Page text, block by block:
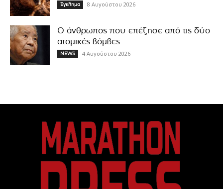
Έγκλημα 8 Αυγούστου 2026
Ο άνθρωπος που επέζησε από τις δύο
ατομικές βόμβες
NEWS 4 Αυγούστου 2026